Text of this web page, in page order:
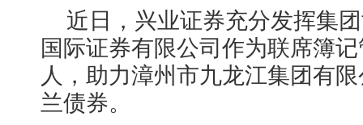
近日，兴业证券充分发挥集
国际证券有限公司作为联席簿
人，助力漳州市九龙江集团有
兰债券。